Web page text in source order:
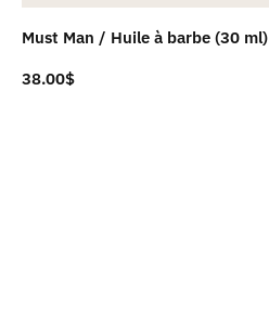
Must Man / Huile à barbe (30 ml)
38.00$